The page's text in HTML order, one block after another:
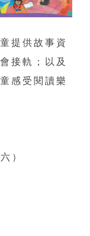
提供故事資
接軌；以及
感受閱讀樂
）